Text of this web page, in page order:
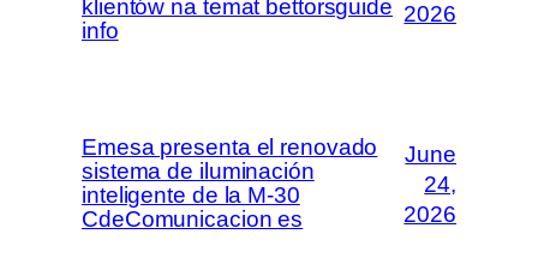
klientów na temat bettorsguide
info
2026
Emesa presenta el renovado
sistema de iluminación
inteligente de la M-30
CdeComunicacion es
June
24,
2026